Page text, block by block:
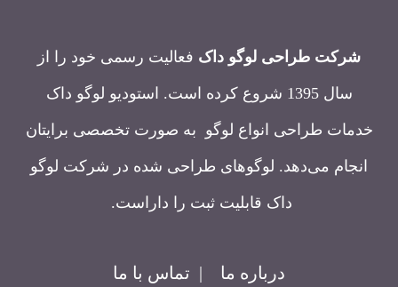
شرکت طراحی لوگو داک فعالیت رسمی خود را از
سال 1395 شروع کرده است. استودیو لوگو داک
خدمات طراحی انواع لوگو به صورت تخصصی برایتان
انجام می‌دهد. لوگوهای طراحی شده در شرکت لوگو
داک قابلیت ثبت را داراست.
درباره ما | تماس با ما